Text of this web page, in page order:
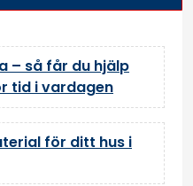
– så får du hjälp
tid i vardagen
för ditt hus i